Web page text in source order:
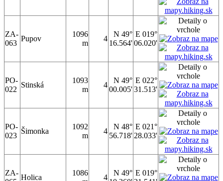
ZA-
063
Pupov
1096
m
4
N 49°
16.564'
E 019°
06.020'
PO-
022
Stinská
1093
m
4
N 49°
00.005'
E 022°
31.513'
PO-
023
Šimonka
1092
m
4
N 48°
56.718'
E 021°
28.033'
ZA-
Holica
1086
4
N 49° E 019°